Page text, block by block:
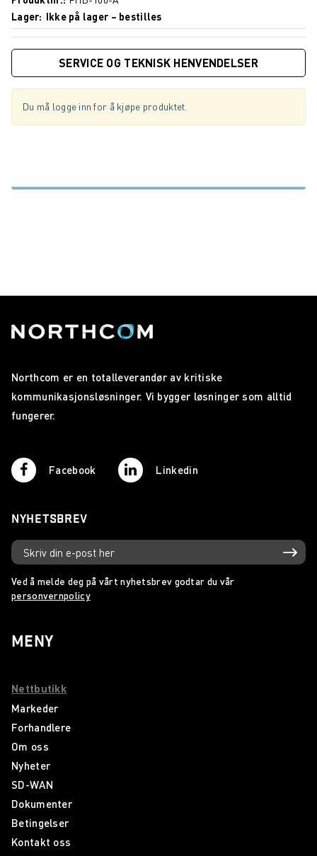
Lager
Ikke på lager – bestilles
SERVICE OG TEKNISK HENVENDELSER
Du må logge inn for å kjøpe produktet.
Northcom er en totalleverandør av kritiske
kommunikasjonsløsninger. Vi bygger løsninger som alltid
fungerer.
Facebook Linkedin
NYHETSBREV
Ved å melde deg på vårt nyhetsbrev godtar du vår
personvernpolicy
MENY
Nettbutikk
Markeder
Forhandlere
Om oss
Nyheter
SD-WAN
Dokumenter
Betingelser
Kontakt oss